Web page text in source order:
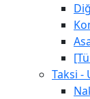
Taksi -